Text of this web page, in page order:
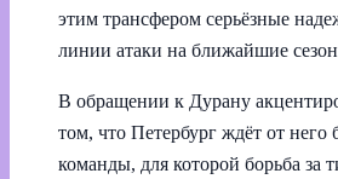
этим трансфером серьёзные
линии атаки на ближайшие
В обращении к Дурану
том, что Петербург ждёт от него
команды, для которой борьба за